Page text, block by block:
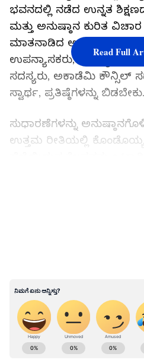
ಭವನದಲ್ಲಿ ನಡೆದ ಉನ್ನತ
ಮತ್ತು ಅನುಷ್ಠಾನ ಕುರಿತ
ಮಾತನಾಡಿದ ಅವರು, ಜವಾಬ್ದಾರಿ
ಉಪನ್ಯಾಸಕರು,
ಸದಸ್ಯರು, ಅಕಾಡೆಮಿ ಕೌನ್ಸಿಲ್‌
ಸ್ವಾರ್ಥ, ಪ್ರತಿಷ್ಠೆಗಳನ್ನು ಬಿಡಬೇಕು.
ಸುಧಾರಣೆಗಳನ್ನು
ಉತ್ತಮ ರೀತಿಯಲ್ಲಿ
ಇದಕ್ಕಾಗಿ ಜವಾಬ್ದಾರಿ
ಒಂದೇ ಆಗಿರಬೇಕು ಎಂದು
ಸಿದ್ರಾಮುಲ್ಲಾಖಾನ್‌ ಅಂತ
Read Full
ABOUT THE AUTHOR